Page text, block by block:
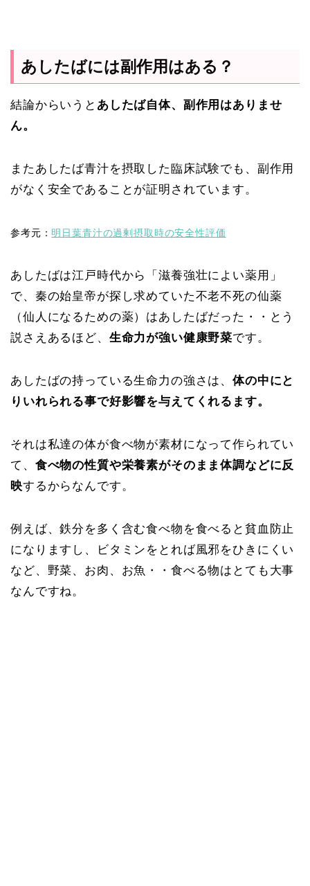
あしたばには副作用はある？
結論からいうと あしたば自体、副作用はありませ
ん。
またあしたば青汁を摂取した 臨床試験でも、副作用
がなく安全であることが証明されています。
参考元： 明日葉青汁の過剰摂取時の安全性評価
あしたばは江戸時代から「滋養強壮によい薬用」
で、秦の始皇帝が探し求めていた不老不死の仙薬
（仙人になるための薬）はあしたばだった・・とう
説さえあるほど、 生命力が強い健康野菜です。
あしたばの持っている生命力の強さは、体の中にと
りいれられる事で好影響を与えてくれるます。
それは私達の体が食べ物が素材になって作られてい
て、 食べ物の性質や栄養素がそのまま体調などに反
映するからなんです。
例えば、鉄分を多く含む食べ物を食べると貧血防止
になりますし、ビタミンをとれば風邪をひきにくい
など、野菜、お肉、お魚・・食べる物はとても大事
なんですね。